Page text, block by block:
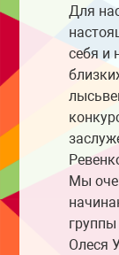
Для
себя и
Мы
Олеся